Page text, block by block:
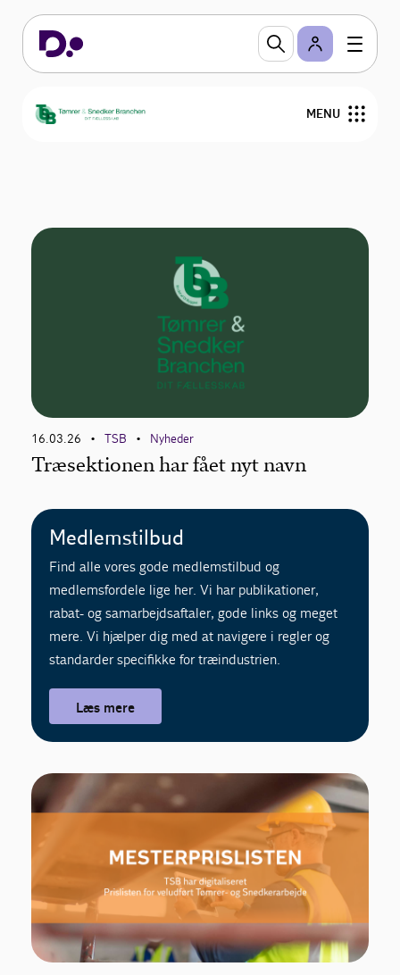
MENU
Kurser og Gå-hjem-møder
Medlemmer
Kontakt
TSB er en forening, der repræsenterer over 2.000
medlemmer, som er store og små tømrer-/
snedkerfirmaer, tækkemænd og andre, der
Medlemstilbud
16.03.26 • TSB • Nyheder
Træsektionen har fået nyt navn
Medlemstilbud
Find alle vores gode medlemstilbud og
medlemsfordele lige her. Vi har publikationer,
rabat- og samarbejdsaftaler, gode links og meget
mere. Vi hjælper dig med at navigere i regler og
standarder specifikke for træindustrien.
Læs mere